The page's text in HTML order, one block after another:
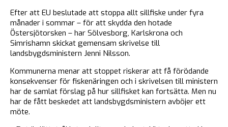
Efter att EU beslutade att stoppa allt sillfiske under fyra
månader i sommar – för att skydda den hotade
Östersjötorsken – har Sölvesborg, Karlskrona och
Simrishamn skickat gemensam skrivelse till
landsbygdsministern Jenni Nilsson.
Kommunerna menar att stoppet riskerar att få förödande
konsekvenser för fiskenäringen och i skrivelsen till ministern
har de samlat förslag på hur sillfisket kan fortsätta. Men nu
har de fått beskedet att landsbygdsministern avböjer ett
möte.